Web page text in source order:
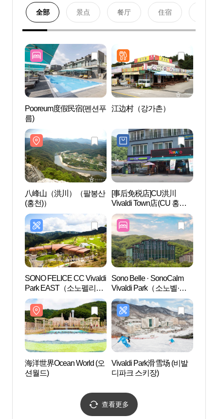
全部 景点 餐厅 住宿
Pooreum度假民宿(펜션푸
름)
江边村（강가촌）
八峰山（洪川）（팔봉산
(홍천)）
[事后免税店]CU洪川
Vivaldi Town店(CU 홍천
비발디타운점)
SONO FELICE CC Vivaldi
Park EAST（소노펠리체
CC 비발디파크 EAST）
Sono Belle · SonoCalm
Vivaldi Park（소노벨·소
노캄 비발디파크）
海洋世界Ocean World (오
션월드)
Vivaldi Park滑雪场 (비발
디파크 스키장)
查看更多